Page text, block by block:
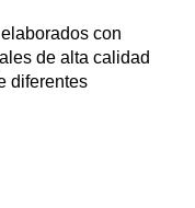
con
de alta calidad
diferentes